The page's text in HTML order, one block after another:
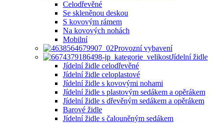
Celodřevěné
Se skleněnou deskou
S kovovým rámem
Na kovových nohách
Mobilní
Provozní vybavení
Jídelní židle
Jídelní židle celodřevěné
Jídelní židle celoplastové
Jídelní židle s kovovými nohami
Jídelní židle s plastovým sedákem a opěrákem
Jídelní židle s dřevěným sedákem a opěrákem
Barové židle
Jídelní židle s čalouněným sedákem